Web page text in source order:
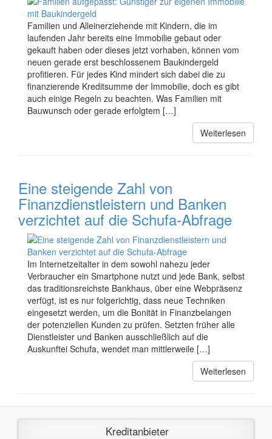
Familien und Alleinerziehende mit Kindern, die im
laufenden Jahr bereits eine Immobilie gebaut oder
gekauft haben oder dieses jetzt vorhaben, können vom
neuen gerade erst beschlossenem Baukindergeld
profitieren. Für jedes Kind mindert sich dabei die zu
finanzierende Kreditsumme der Immobilie, doch es gibt
auch einige Regeln zu beachten. Was Familien mit
Bauwunsch oder gerade erfolgtem […]
Weiterlesen
Eine steigende Zahl von
Finanzdienstleistern und Banken
verzichtet auf die Schufa-Abfrage
Im Internetzeitalter in dem sowohl nahezu jeder
Verbraucher ein Smartphone nutzt und jede Bank, selbst
das traditionsreichste Bankhaus, über eine Webpräsenz
verfügt, ist es nur folgerichtig, dass neue Techniken
eingesetzt werden, um die Bonität in Finanzbelangen
der potenziellen Kunden zu prüfen. Setzten früher alle
Dienstleister und Banken ausschließlich auf die
Auskunftei Schufa, wendet man mittlerweile […]
Weiterlesen
Kreditanbieter